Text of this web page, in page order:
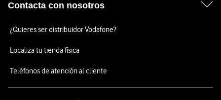
Contacta con nosotros
¿Quieres ser distribuidor Vodafone?
Localiza tu tienda física
Teléfonos de atención al cliente